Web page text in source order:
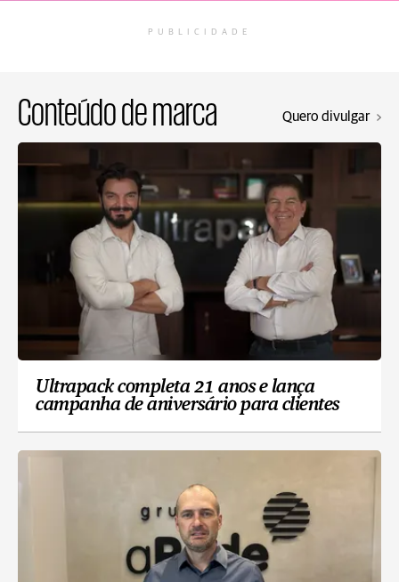
PUBLICIDADE
Conteúdo de marca Quero divulgar
Ultrapack completa 21 anos e lança
campanha de aniversário para clientes